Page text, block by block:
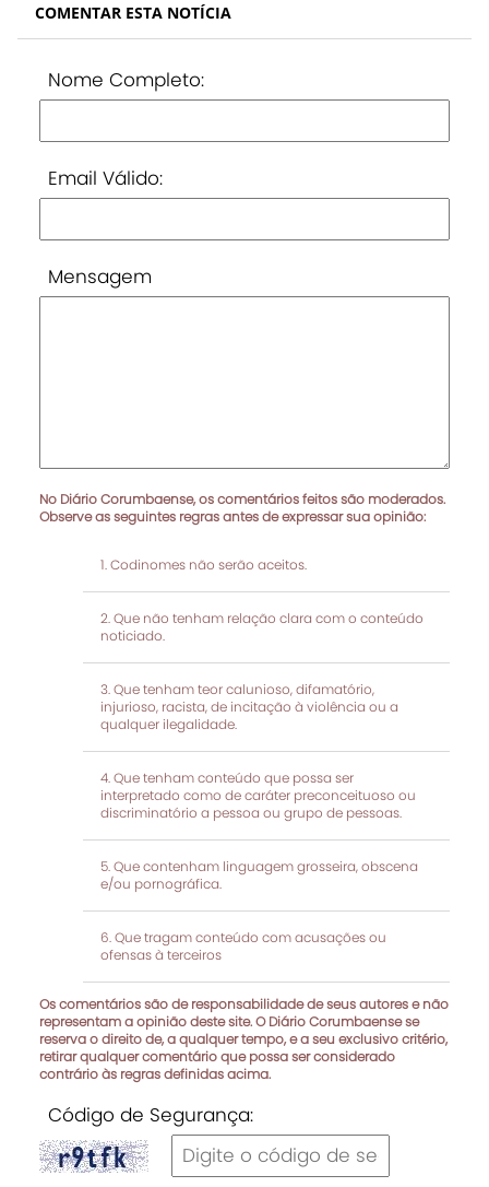
COMENTAR ESTA NOTÍCIA
Nome Completo:
Email Válido:
Mensagem
No Diário Corumbaense, os comentários feitos são moderados.
Observe as seguintes regras antes de expressar sua opinião:
Codinomes não serão aceitos.
Que não tenham relação clara com o conteúdo
noticiado.
Que tenham teor calunioso, difamatório,
injurioso, racista, de incitação à violência ou a
qualquer ilegalidade.
Que tenham conteúdo que possa ser
interpretado como de caráter preconceituoso ou
discriminatório a pessoa ou grupo de pessoas.
Que contenham linguagem grosseira, obscena
e/ou pornográfica.
Que tragam conteúdo com acusações ou
ofensas à terceiros
Os comentários são de responsabilidade de seus autores e não
representam a opinião deste site. O Diário Corumbaense se
reserva o direito de, a qualquer tempo, e a seu exclusivo critério,
retirar qualquer comentário que possa ser considerado
contrário às regras definidas acima.
Código de Segurança: